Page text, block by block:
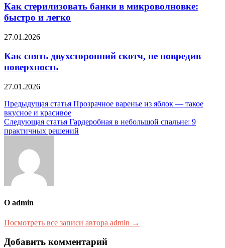
Как стерилизовать банки в микроволновке:
быстро и легко
27.01.2026
Как снять двухсторонний скотч, не повредив
поверхность
27.01.2026
Навигация
по
записям
Предыдущая статья Прозрачное варенье из яблок — такое
вкусное и красивое
Следующая статья Гардеробная в небольшой спальне: 9
практичных решений
О admin
Посмотреть все записи автора admin →
Добавить комментарий